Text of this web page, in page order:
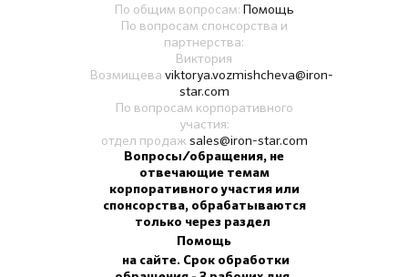
По общим вопросам: Помощь
По вопросам спонсорства и
партнерства:
Виктория
Возмищева viktorya.vozmishcheva@iron-
star.com
По вопросам корпоративного
участия:
отдел продаж sales@iron-star.com
Вопросы/обращения, не
отвечающие темам
корпоративного участия или
спонсорства, обрабатываются
только через раздел
Помощь
на сайте. Срок обработки